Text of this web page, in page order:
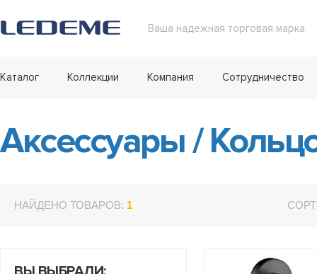
Ваша надежная торговая марка
Каталог Коллекции Компания Сотрудничество
Аксессуары/
НАЙДЕНО ТОВАРОВ: 1